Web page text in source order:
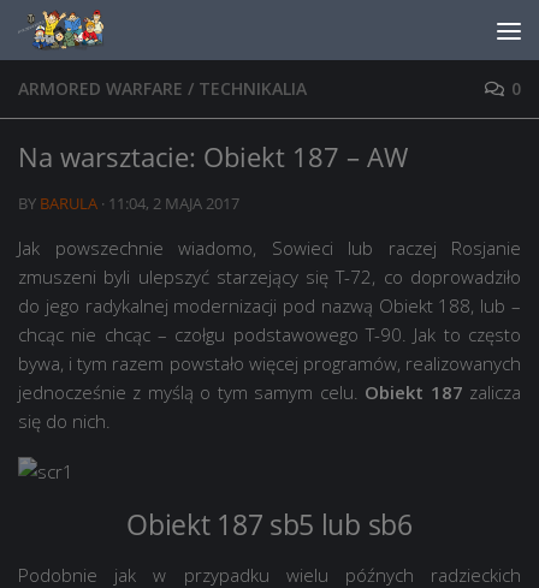
Skip to content
ARMORED WARFARE / TECHNIKALIA 0
Na warsztacie: Obiekt 187 – AW
BY BARULA · 11:04, 2 MAJA 2017
Jak powszechnie wiadomo, Sowieci lub raczej Rosjanie
zmuszeni byli ulepszyć starzejący się T-72, co doprowadziło
do jego radykalnej modernizacji pod nazwą Obiekt 188, lub –
chcąc nie chcąc – czołgu podstawowego T-90. Jak to często
bywa, i tym razem powstało więcej programów, realizowanych
jednocześnie z myślą o tym samym celu. Obiekt 187 zalicza
się do nich.
Obiekt 187 sb5 lub sb6
Podobnie jak w przypadku wielu późnych radzieckich